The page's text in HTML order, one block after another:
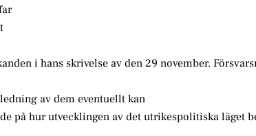
i hans skrivelse av den 29 november.
av dem eventuellt kan
på hur utvecklingen av det utrikespolitiska läget